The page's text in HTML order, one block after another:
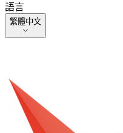
語言
繁體中文